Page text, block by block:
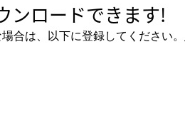
ンロードできます!
合は、以下に登録してください。